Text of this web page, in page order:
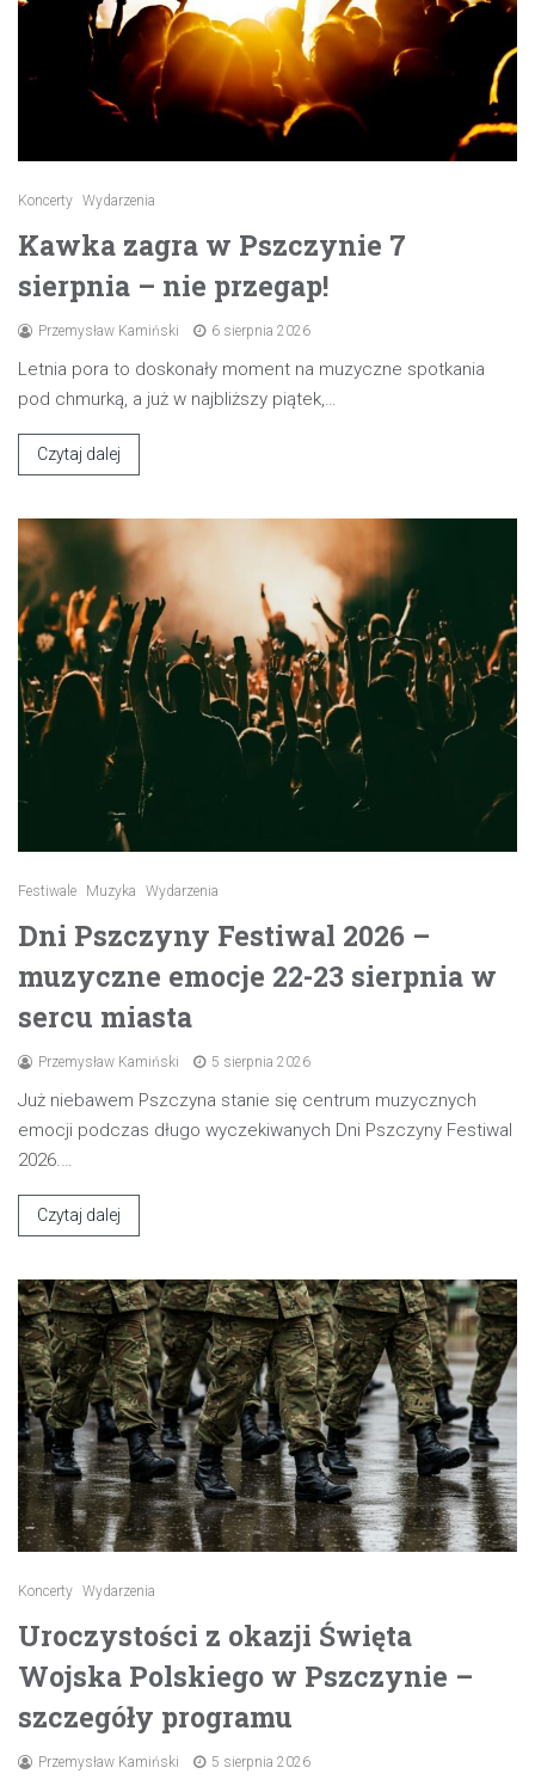
Koncerty Wydarzenia
Kawka zagra w Pszczynie 7
sierpnia – nie przegap!
Przemysław Kamiński 6 sierpnia 2026
Letnia pora to doskonały moment na muzyczne spotkania
pod chmurką, a już w najbliższy piątek,…
Czytaj dalej
Festiwale Muzyka Wydarzenia
Dni Pszczyny Festiwal 2026 –
muzyczne emocje 22-23 sierpnia w
sercu miasta
Przemysław Kamiński 5 sierpnia 2026
Już niebawem Pszczyna stanie się centrum muzycznych
emocji podczas długo wyczekiwanych Dni Pszczyny Festiwal
2026.…
Czytaj dalej
Koncerty Wydarzenia
Uroczystości z okazji Święta
Wojska Polskiego w Pszczynie –
szczegóły programu
Przemysław Kamiński 5 sierpnia 2026